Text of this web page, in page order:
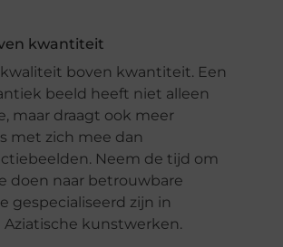
kwantiteit
boven kwantiteit. Een
beeld heeft niet alleen
maar draagt ook meer
met zich mee dan
Neem de tijd om
doen naar betrouwbare
gespecialiseerd zijn in
kunstwerken.